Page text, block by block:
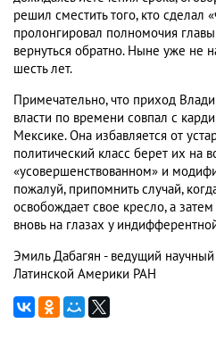
решил сместить того, кто сделал
пролонгировал полномочия
вернуться обратно. Ныне уже не
шесть лет.
Примечательно, что приход
власти по времени совпал с
Мексике. Она избавляется от
политический класс берет их на
«усовершенствованном» и
пожалуй, припомнить случай,
освобождает свое кресло, а
вновь на глазах у
Эмиль Дабагян - ведущий научный
Латинской Америки РАН